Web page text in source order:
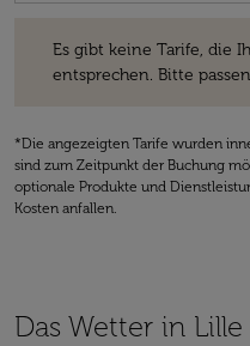
Es gibt keine Tarife, die
entsprechen. Bitte
*Die angezeigten Tarife wurden
sind zum Zeitpunkt der Buchung
optionale Produkte und
Kosten anfallen.
Das Wetter in Lille